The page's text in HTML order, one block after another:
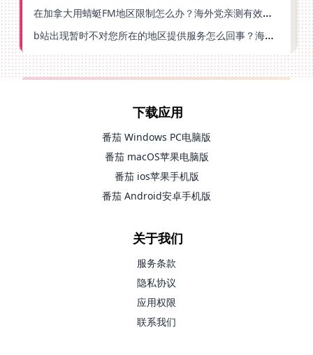
在加拿大用蜻蜓FM地区限制怎么办？海外党亲测有效的回国加速方案
b站出现暂时不对您所在的地区提供服务怎么回事？海外党亲测有效的回国加速方案
下载应用
番茄 Windows PC电脑版
番茄 macOS苹果电脑版
番茄 ios苹果手机版
番茄 Android安卓手机版
关于我们
服务条款
隐私协议
应用权限
联系我们